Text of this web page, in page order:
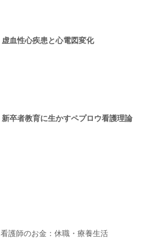
虚血性心疾患と心電図変化
新卒者教育に生かすペプロウ看護理論
看護師のお金：休職・療養生活